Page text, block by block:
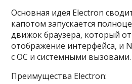
Основная идея Electron
капотом запускается
движок браузера, который
отображение интерфейса, и
с ОС и системными вызовами.
Преимущества Electron: